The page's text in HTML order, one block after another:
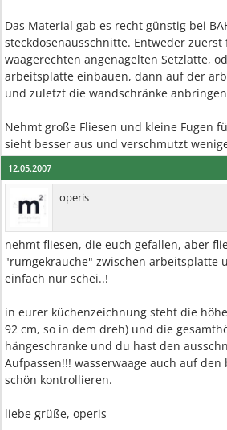
Das Material gab es recht günstig bei
steckdosenausschnitte. Entweder
waagerechten angenagelten Setzlatte,
arbeitsplatte einbauen, dann auf der
und zuletzt die wandschränke
Nehmt große Fliesen und kleine Fugen
sieht besser aus und verschmutzt
12.05.2007
operis
nehmt fliesen, die euch gefallen, aber
"rumgekrauche" zwischen arbeitsplatte
einfach nur schei..!
in eurer küchenzeichnung steht die
92 cm, so in dem dreh) und die
hängeschranke und du hast den
Aufpassen!!! wasserwaage auch auf
schön kontrollieren.
liebe grüße, operis